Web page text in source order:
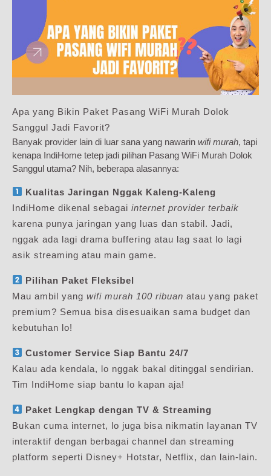
Apa yang Bikin Paket Pasang WiFi Murah Dolok
Sanggul Jadi Favorit?
Banyak provider lain di luar sana yang nawarin wifi murah, tapi
kenapa IndiHome tetep jadi pilihan Pasang WiFi Murah Dolok
Sanggul utama? Nih, beberapa alasannya:
Kualitas Jaringan Nggak Kaleng-Kaleng
IndiHome dikenal sebagai internet provider terbaik
karena punya jaringan yang luas dan stabil. Jadi,
nggak ada lagi drama buffering atau lag saat lo lagi
asik streaming atau main game.
Pilihan Paket Fleksibel
Mau ambil yang wifi murah 100 ribuan atau yang paket
premium? Semua bisa disesuaikan sama budget dan
kebutuhan lo!
Customer Service Siap Bantu 24/7
Kalau ada kendala, lo nggak bakal ditinggal sendirian.
Tim IndiHome siap bantu lo kapan aja!
Paket Lengkap dengan TV & Streaming
Bukan cuma internet, lo juga bisa nikmatin layanan TV
interaktif dengan berbagai channel dan streaming
platform seperti Disney+ Hotstar, Netflix, dan lain-lain.